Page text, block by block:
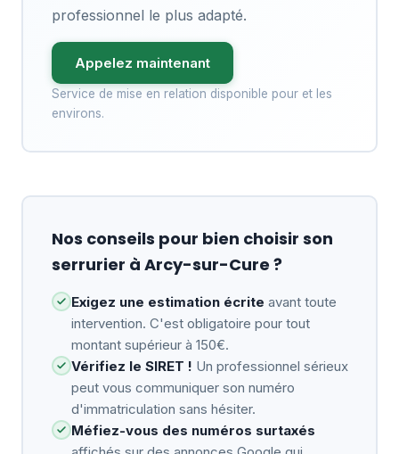
professionnel le plus adapté.
Appelez maintenant
Service de mise en relation disponible pour et les
environs.
Nos conseils pour bien choisir son
serrurier à Arcy-sur-Cure ?
Exigez une estimation écrite avant toute
intervention. C'est obligatoire pour tout
montant supérieur à 150€.
Vérifiez le SIRET ! Un professionnel sérieux
peut vous communiquer son numéro
d'immatriculation sans hésiter.
Méfiez-vous des numéros surtaxés